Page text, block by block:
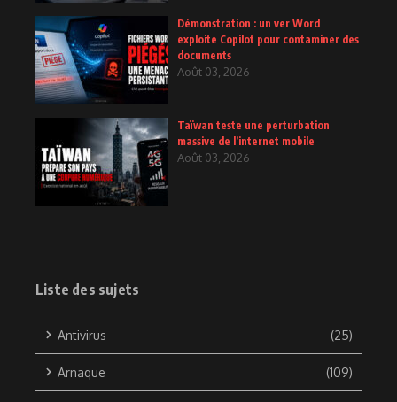
Démonstration : un ver Word
exploite Copilot pour contaminer des
documents
Août 03, 2026
Taïwan teste une perturbation
massive de l’internet mobile
Août 03, 2026
Liste des sujets
Antivirus (25)
Arnaque (109)